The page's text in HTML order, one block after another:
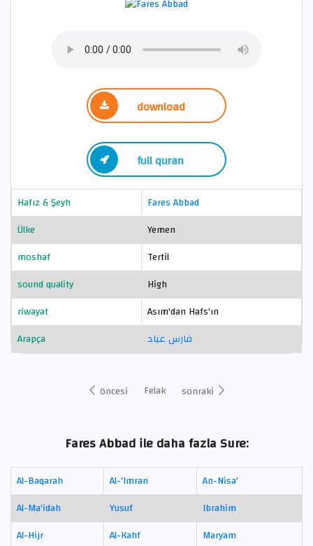
download
full quran
Hafız & Şeyh
Fares Abbad
Ülke
Yemen
moshaf
Tertil
sound quality
High
riwayat
Asım'dan Hafs'ın
Arapça
فارس عباد
öncesi Felak sonraki
Fares Abbad ile daha fazla Sure:
Al-Baqarah Al-'Imran
An-Nisa'
Al-Ma'idah
Yusuf
Ibrahim
Al-Hijr
Al-Kahf
Maryam